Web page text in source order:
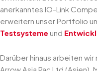
anerkanntes IO-Link
erweitern unser Portfolio
Testsysteme und
Darüber hinaus arbeiten